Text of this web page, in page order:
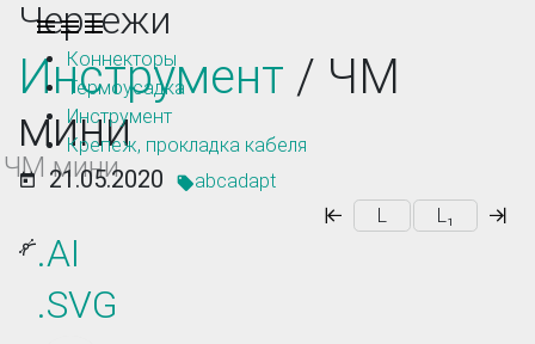
Toggle navigation
Коннекторы
Термоусадка
Инструмент
Крепеж, прокладка кабеля
Чертежи
Инструмент / ЧМ
мини
ЧМ мини
21.05.2020
abcadapt
L
L₁
.AI
.SVG